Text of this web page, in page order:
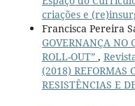
criações e
Francisca Pereira
GOVERNANÇA NO
ROLL-OUT” ,
(2018) REFORMAS
RESISTÊNCIAS E